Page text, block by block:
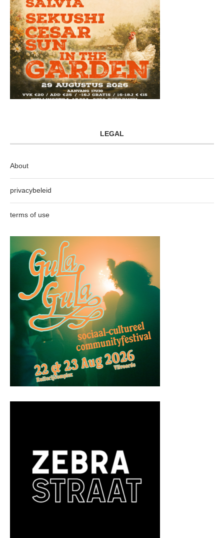
LEGAL
About
privacybeleid
terms of use